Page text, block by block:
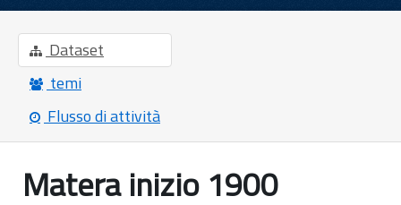
INFORMAZIONI
Dataset
temi
Flusso di attività
Matera inizio 1900